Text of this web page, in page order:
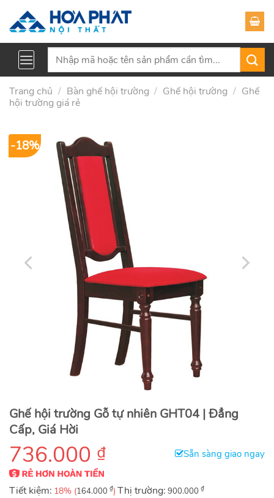
Tìm
Trang chủ / Bàn ghế hội trường / Ghế hội trường / Ghế
hội trường giá rẻ
-18%
Ghế hội trường Gỗ tự nhiên GHT04 | Đẳng
Cấp, Giá Hời
736.000 ₫ Sẵn sàng giao ngay
Tiết kiệm: 18% (164.000 ₫) Thị trường: 900.000 ₫